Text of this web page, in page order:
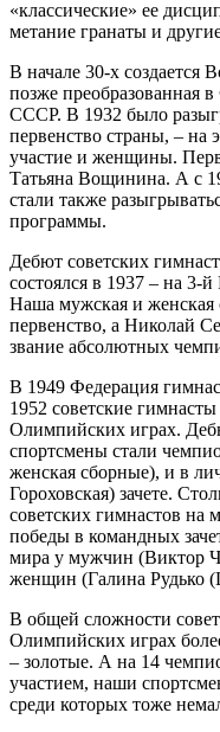
«классические» ее
метание гранаты и
В начале 30-х создается
позже преобразованная
СССР. В 1932 было
первенство страны, – на
участие и женщины.
Татьяна Вощинина. А с
стали также
программы.
Дебют советских
состоялся в 1937 – на 3-
Наша мужская и женская
первенство, а Николай
звание абсолютных
В 1949 Федерация
1952 советские
Олимпийских играх.
спортсмены стали
женская сборные), и в
Гороховская) зачете.
советских гимнастов на
победы в командных
мира у мужчин (Виктор
женщин (Галина Рудько
В общей сложности
Олимпийских играх
– золотые. А на 14
участием, наши
среди которых тоже